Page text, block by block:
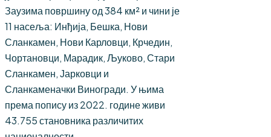
Заузима површину од 384 км² и чини је
11 насеља: Инђија, Бешка, Нови
Сланкамен, Нови Карловци, Крчедин,
Чортановци, Марадик, Љуково, Стари
Сланкамен, Јарковци и
Сланкаменачки Виногради. У њима
према попису из 2022. године живи
43.755 становника различитих